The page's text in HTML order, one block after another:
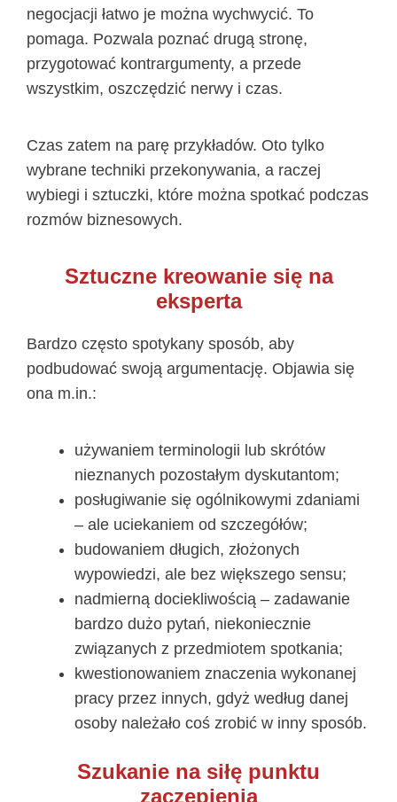
negocjacji łatwo je można wychwycić. To
pomaga. Pozwala poznać drugą stronę,
przygotować kontrargumenty, a przede
wszystkim, oszczędzić nerwy i czas.
Czas zatem na parę przykładów. Oto tylko
wybrane techniki przekonywania, a raczej
wybiegi i sztuczki, które można spotkać podczas
rozmów biznesowych.
Sztuczne kreowanie się na
eksperta
Bardzo często spotykany sposób, aby
podbudować swoją argumentację. Objawia się
ona m.in.:
używaniem terminologii lub skrótów
nieznanych pozostałym dyskutantom;
posługiwanie się ogólnikowymi zdaniami
– ale uciekaniem od szczegółów;
budowaniem długich, złożonych
wypowiedzi, ale bez większego sensu;
nadmierną dociekliwością – zadawanie
bardzo dużo pytań, niekoniecznie
związanych z przedmiotem spotkania;
kwestionowaniem znaczenia wykonanej
pracy przez innych, gdyż według danej
osoby należało coś zrobić w inny sposób.
Szukanie na siłę punktu
zaczepienia